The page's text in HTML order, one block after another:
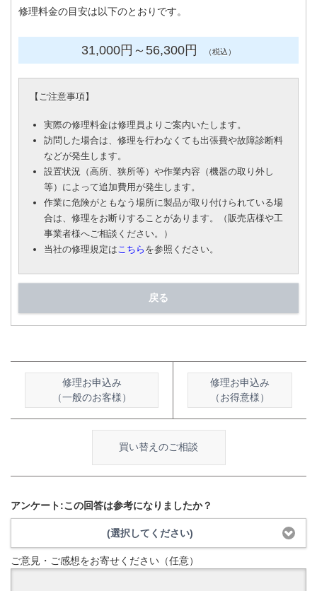
修理料金の目安は以下のとおりです。
31,000円 ～56,300円 （税込）
【 ご注意事項】
実際の修理料金は修理員よりご案内いたします。
訪問した場合は、修理を行わなくても出張費や故障診断料
などが発生します。
設置状況（高所、狭所等）や作業内容（機器の取り外し
等）によって追加費用が発生します。
作業に危険がともなう場所に製品が取り付けられている場
合は、修理をお断りすることがあります。（販売店様や工
事業者様へご相談ください。）
当社の修理規定はこちら を参照ください。
戻る
修理お申込み
（一般のお客様）
修理お申込み
（お得意様）
買い替えのご相談
アンケート:この回答は参考になりましたか？
(選択してください)
ご意見・ご感想をお寄せください（任意）